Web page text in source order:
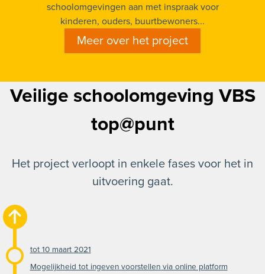
schoolomgevingen aan met inspraak voor
kinderen, ouders, buurtbewoners...
Meer over het project
Veilige schoolomgeving VBS
top@punt
Het project verloopt in enkele fases voor het in
uitvoering gaat.
tot 10 maart 2021
Mogelijkheid tot ingeven voorstellen via online platform